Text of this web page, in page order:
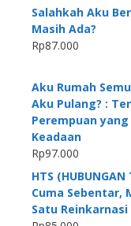
Salahkah Aku
Masih Ada?
Rp87.000
Aku Rumah
Aku Pulang? :
Perempuan
Keadaan
Rp97.000
HTS
Cuma Sebentar,
Satu Reinkarnasi